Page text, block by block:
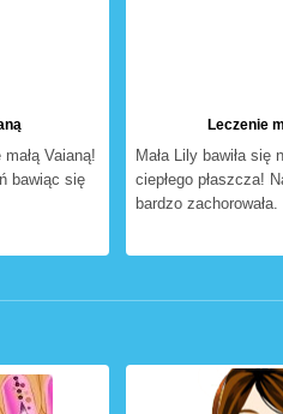
Vaianą!
bawiąc się
Leczenie
Mała Lily bawiła się
ciepłego płaszcza!
bardzo zachorowała.